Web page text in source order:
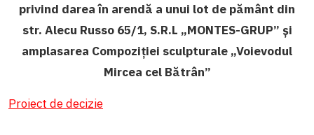
privind darea în arendă a unui lot de pământ din
str. Alecu Russo 65/1, S.R.L „MONTES-GRUP” și
amplasarea Compoziției sculpturale „Voievodul
Mircea cel Bătrân”
Proiect de decizie